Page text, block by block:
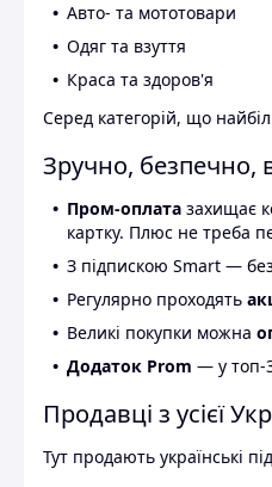
Авто- та мототовари
Одяг та взуття
Краса та здоров'я
Серед категорій, що
Зручно, безпечно,
Пром-оплата захищає
картку. Плюс не треба
З підпискою Smart —
Регулярно проходять
Великі покупки можна
Додаток Prom — у топ-
Продавці з усієї
Тут продають українські